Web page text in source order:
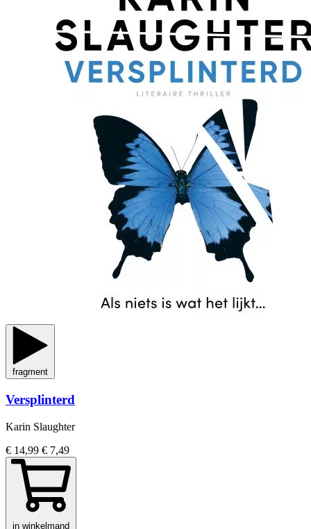
fragment
Versplinterd
Karin Slaughter
€ 14,99 € 7,49
in winkelmand